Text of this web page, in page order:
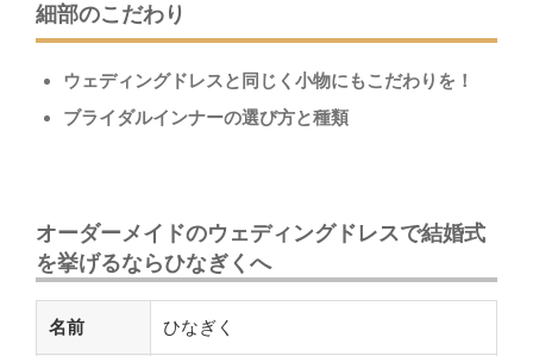
細部のこだわり
ウェディングドレスと同じく小物にもこだわりを！
ブライダルインナーの選び方と種類
オーダーメイドのウェディングドレスで結婚式
を挙げるならひなぎくへ
名前 ひなぎく